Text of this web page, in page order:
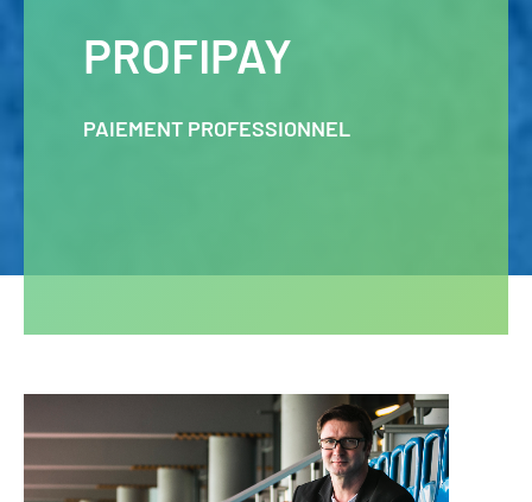
PROFIPAY
PAIEMENT PROFESSIONNEL